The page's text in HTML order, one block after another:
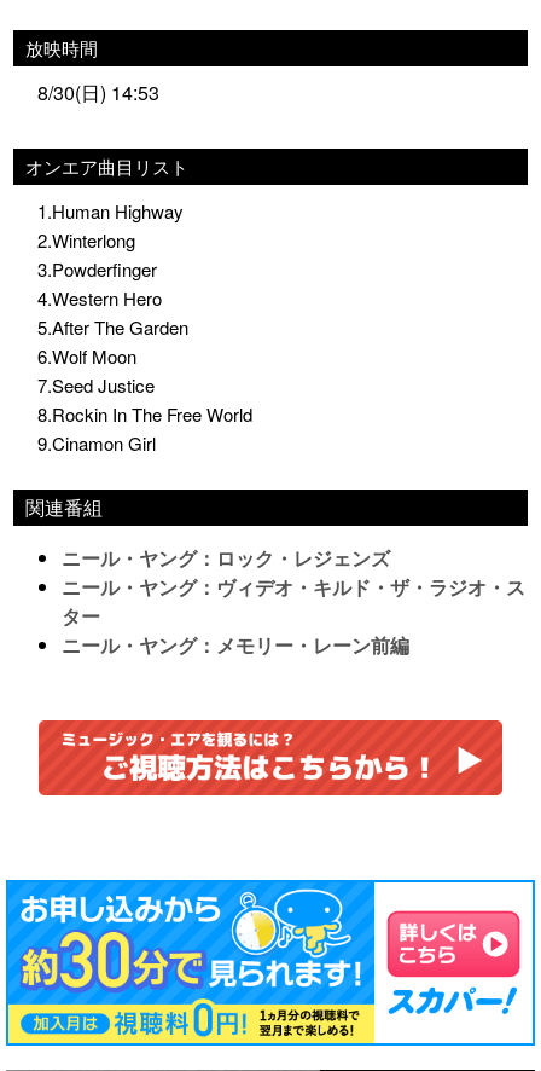
放映時間
8/30(日) 14:53
オンエア曲目リスト
1.Human Highway
2.Winterlong
3.Powderfinger
4.Western Hero
5.After The Garden
6.Wolf Moon
7.Seed Justice
8.Rockin In The Free World
9.Cinamon Girl
関連番組
ニール・ヤング：ロック・レジェンズ
ニール・ヤング：ヴィデオ・キルド・ザ・ラジオ・ス
ター
ニール・ヤング：メモリー・レーン前編